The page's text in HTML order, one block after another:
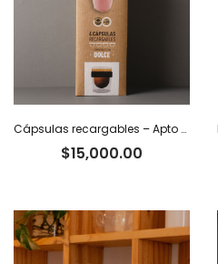
Cápsulas recargables – Apto Dolce Gusto x 4
$15,000.00